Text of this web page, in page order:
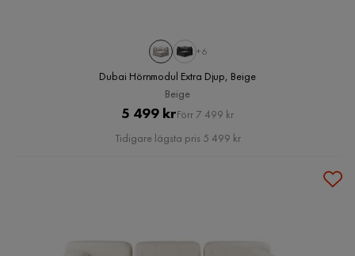
+6
Dubai Hörnmodul Extra Djup, Beige
Beige
Pris
5 499 krOriginal
Pris
Förr 7 499 kr
Tidigare lägsta pris 5 499 kr